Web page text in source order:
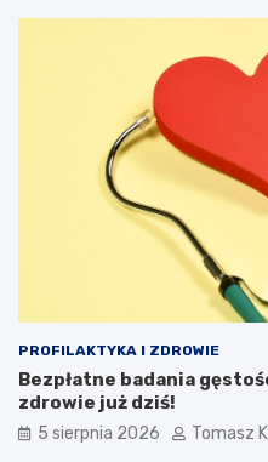
PROFILAKTYKA I ZDROWIE
Bezpłatne badania
zdrowie już dziś!
5 sierpnia 2026 Tomasz